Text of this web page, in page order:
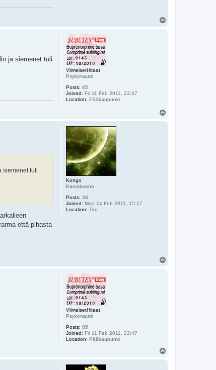
ViimeisetHitaat
Psykonautti
Posts: 85
Joined: Fri 11 Feb 2011, 23:47
Location: Pääkaupunki
ja siemenet tuli
Kongo
Karvakuono
Posts: 38
Joined: Mon 14 Feb 2011, 15:17
Location: Tku
siemenet tuli
että pihasta
ViimeisetHitaat
Psykonautti
Posts: 85
Joined: Fri 11 Feb 2011, 23:47
Location: Pääkaupunki